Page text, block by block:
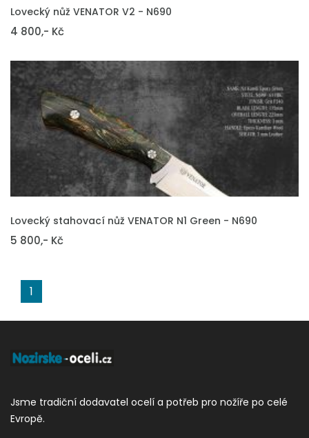
VLOŽIT DO KOŠÍKU
Lovecký nůž VENATOR V2 - N690
4 800,- Kč
VLOŽIT DO KOŠÍKU
Lovecký stahovací nůž VENATOR N1 Green - N690
5 800,- Kč
1
Jsme tradiční dodavatel ocelí a potřeb pro nožíře po celé
Evropě.